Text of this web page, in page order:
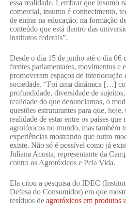
essa realidade. Lembrar que insumo
comercial, insumo é conhecimento,
de entrar na educação, na formação
conteúdo que está dentro das
institutos federais”.
Desde o dia 15 de junho até o dia 06
frentes parlamentares, movimentos e
promoveram espaços de interlocução
sociedade. “Foi uma dinâmica […]
profundidade, diversidade de
realidade do que denunciamos, o
questões estruturantes para que, hoje,
realidade de estar entre os países que
agrotóxicos no mundo, mas também
experiências mostrando que outro
existe. Não só é possível como já
Juliana Acosta, representante da
contra os Agrotóxicos e Pela Vida.
Ela citou a pesquisa do IDEC
Defesa do Consumidor) em que
resíduos de agrotóxicos em produtos